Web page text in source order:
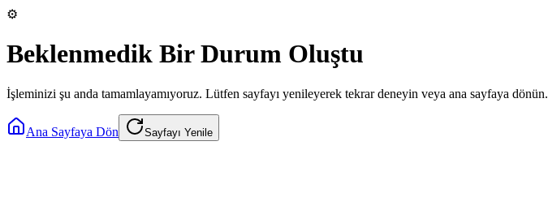
⚙️
Beklenmedik Bir Durum Oluştu
İşleminizi şu anda tamamlayamıyoruz. Lütfen sayfayı yenileyerek tekrar deneyin veya ana sayfaya dönün.
Ana Sayfaya Dön Sayfayı Yenile